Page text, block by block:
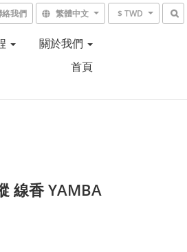
絡我們 繁體中文 $ TWD
關於我們
首頁
線香 YAMBA